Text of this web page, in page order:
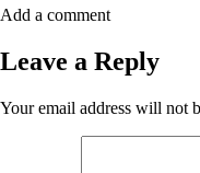
Add a comment
Leave a Reply
Your email address will not